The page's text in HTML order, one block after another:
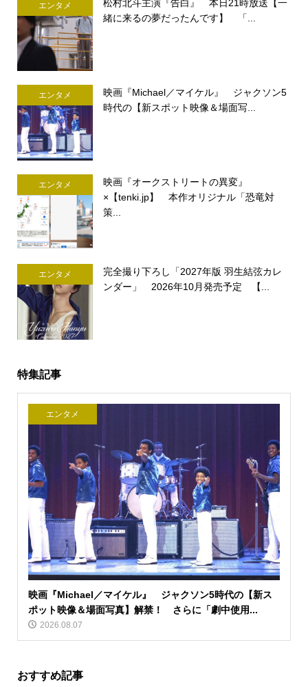
エンタメ
松村北斗主演『告白』 本日21時放送【一
緒に来るの夢だったんです】 「...
エンタメ
映画『Michael／マイケル』 ジャクソン5
時代の【新スポット映像＆場面写...
エンタメ
映画『オークストリートの異変』
×【tenki.jp】 本作オリジナル「恐竜対
策...
エンタメ
完全撮り下ろし「2027年版 羽生結弦カレ
ンダー」 2026年10月発売予定 【...
特集記事
エンタメ
映画『Michael／マイケル』 ジャクソン5時代の【新ス
ポット映像＆場面写真】解禁！ さらに「劇中使用...
2026.08.07
おすすめ記事